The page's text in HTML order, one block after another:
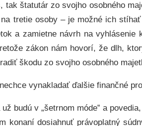
štatutár zo svojho osobného
tretie osoby – je možné ich
a zamietne návrh na
zákon nám hovorí, že dlh,
škodu zo svojho osobného
vynakladať ďalšie finančné
budú v „šetrnom móde‟ a
konaní dosiahnuť právoplatný